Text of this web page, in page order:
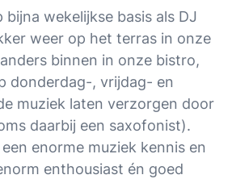
bijna wekelijkse basis als DJ
weer op het terras in onze
binnen in onze bistro,
donderdag-, vrijdag- en
muziek laten verzorgen door
daarbij een saxofonist).
enorme muziek kennis en
enthousiast én goed